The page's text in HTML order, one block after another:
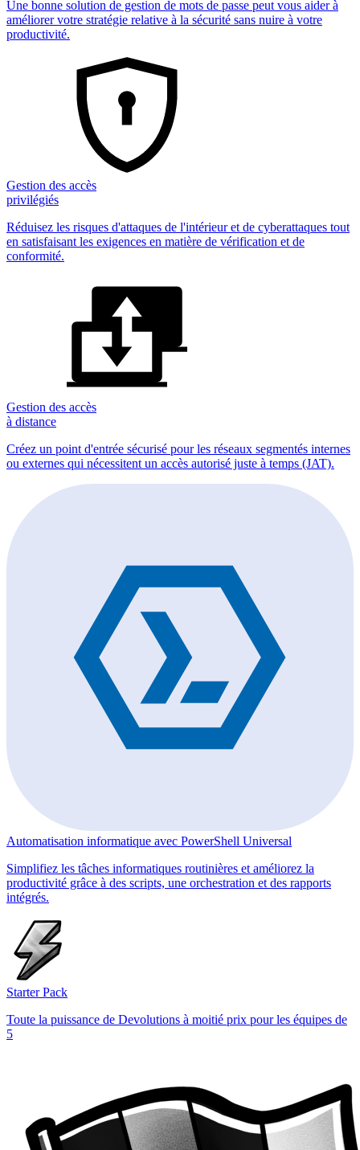
Une bonne solution de gestion de mots de passe peut vous aider à
améliorer votre stratégie relative à la sécurité sans nuire à votre
productivité.
Gestion des accès
privilégiés
Réduisez les risques d'attaques de l'intérieur et de cyberattaques tout
en satisfaisant les exigences en matière de vérification et de
conformité.
Gestion des accès
à distance
Créez un point d'entrée sécurisé pour les réseaux segmentés internes
ou externes qui nécessitent un accès autorisé juste à temps (JAT).
Automatisation informatique avec PowerShell Universal
Simplifiez les tâches informatiques routinières et améliorez la
productivité grâce à des scripts, une orchestration et des rapports
intégrés.
Starter Pack
Toute la puissance de Devolutions à moitié prix pour les équipes de
5